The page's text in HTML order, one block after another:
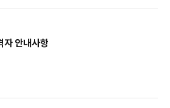
자 안내사항